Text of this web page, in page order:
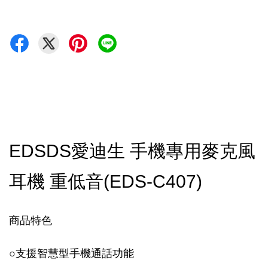
EDSDS愛迪生 手機專用麥克風
耳機 重低音(EDS-C407)
商品特色
○支援智慧型手機通話功能